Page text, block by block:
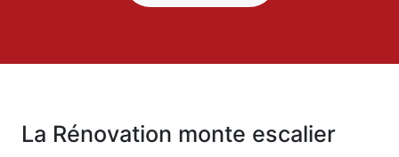
La Rénovation monte escalier